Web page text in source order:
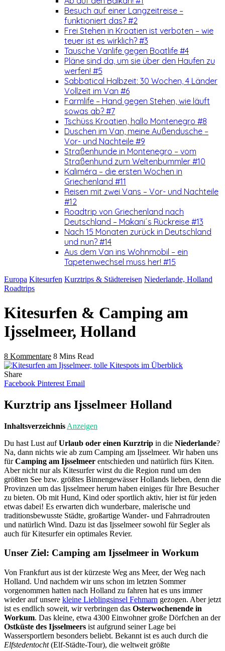
Besuch auf einer Langzeitreise –
funktioniert das? #2
Frei Stehen in Kroatien ist verboten – wie
teuer ist es wirklich? #3
Tausche Vanlife gegen Boatlife #4
Pläne sind da, um sie über den Haufen zu
werfen! #5
Sabbatical Halbzeit: 30 Wochen, 4 Länder
Vollzeit im Van #6
Farmlife – Hand gegen Stehen, wie läuft
sowas ab? #7
Tschüss Kroatien, hallo Montenegro #8
Duschen im Van, meine Außendusche –
Vor- und Nachteile #9
Straßenhunde in Montenegro – vom
Straßenhund zum Weltenbummler #10
Kaliméra – die ersten Wochen in
Griechenland #11
Reisen mit zwei Vans – Vor- und Nachteile
#12
Roadtrip von Griechenland nach
Deutschland – Makani´s Rückreise #13
Nach 15 Monaten zurück in Deutschland
und nun? #14
Aus dem Van ins Wohnmobil – ein
Tapetenwechsel muss her! #15
Europa Kitesurfen Kurztrips & Städtereisen Niederlande, Holland
Roadtrips
Kitesurfen & Camping am
Ijsselmeer, Holland
8 Kommentare 8 Mins Read
Share
Facebook Pinterest Email
Kurztrip ans Ijsselmeer Holland
Inhaltsverzeichnis Anzeigen
Du hast Lust aufUrlaub oder einen Kurztrip in die Niederlande?
Na, dann nichts wie ab zum Camping am Ijsselmeer. Wir haben uns
fürCamping am Ijsselmeer entschieden und natürlich fürs Kiten.
Aber nicht nur als Kitesurfer wirst du die Region rund um den
größten See bzw. größtes Binnengewässer Hollands lieben, denn die
Provinzen um das Ijsselmeer herum haben einiges für Ihre Besucher
zu bieten. Ob mit Hund, Kind oder sportlich aktiv, hier ist für jeden
etwas dabei! Es erwarten dich wunderbare, malerische und
traditionsbewusste Städte, großartige Wander- und Fahrradrouten
und natürlich Wind. Dazu ist das Ijsselmeer sowohl für Segler als
auch für Kitesurfer ein optimales Revier.
Unser Ziel: Camping am Ijsselmeer in Workum
Von Frankfurt aus ist der kürzeste Weg ans Meer, der Weg nach
Holland. Und nachdem wir uns schon im letzten Sommer
vorgenommen hatten nach Holland zu fahren hat es uns immer
wieder auf unsere kleine Lieblingsinsel Fehmarn gezogen. Aber jetzt
ist es endlich soweit, wir verbringen das Osterwochenende in
Workum. Das kleine, etwa 4300 Einwohner große Dörfchen an der
Ostküste des Ijsselmeers ist aufgrund seiner Lage bei
Wassersportlern besonders beliebt. Bekannt ist es auch durch die
Elfstedentocht(Elf-Städte-Tour), die weltweit größte